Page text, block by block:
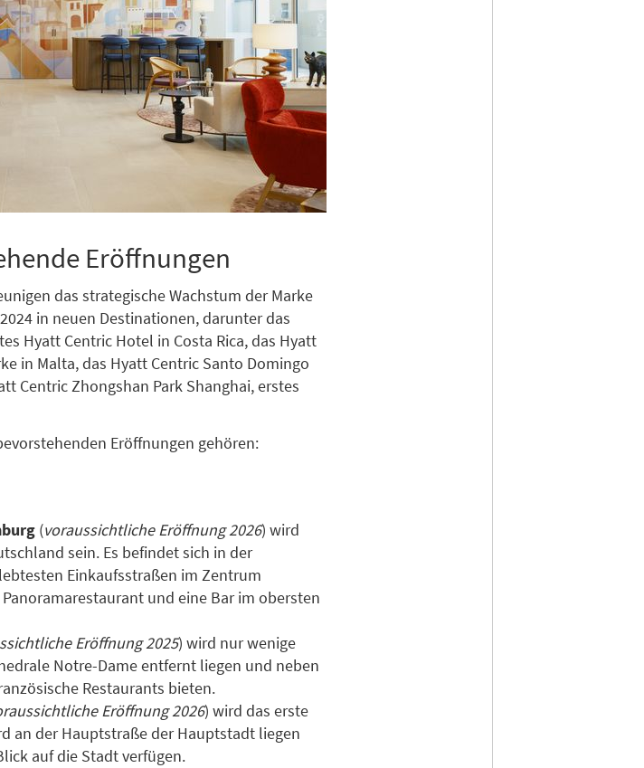
Eröffnungen
das strategische Wachstum der Marke
in neuen Destinationen, darunter das
Hyatt Centric Hotel in Costa Rica, das Hyatt
in Malta, das Hyatt Centric Santo Domingo
Centric Zhongshan Park Shanghai, erstes
Eröffnungen gehören:
(voraussichtliche Eröffnung 2026) wird
sein. Es befindet sich in der
Einkaufsstraßen im Zentrum
und eine Bar im obersten
Eröffnung 2025) wird nur wenige
Notre-Dame entfernt liegen und neben
Restaurants bieten.
Eröffnung 2026) wird das erste
an der Hauptstraße der Hauptstadt liegen
auf die Stadt verfügen.